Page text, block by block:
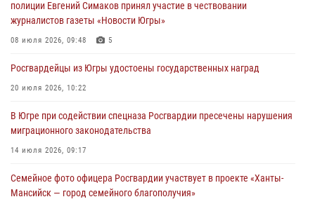
05 августа 2026, 05:56
Генерал-полковник Юрий Аверин выступил на Всероссийском
04 августа 2026, 11:11 2
полиции Евгений Симаков принял участие в чествовании
журналистов газеты «Новости Югры»
08 июля 2026, 09:48 5
Росгвардейцы из Югры удостоены государственных наград
20 июля 2026, 10:22
В Югре при содействии спецназа Росгвардии пресечены нарушения
миграционного законодательства
14 июля 2026, 09:17
Семейное фото офицера Росгвардии участвует в проекте «Ханты-
Мансийск — город семейного благополучия»